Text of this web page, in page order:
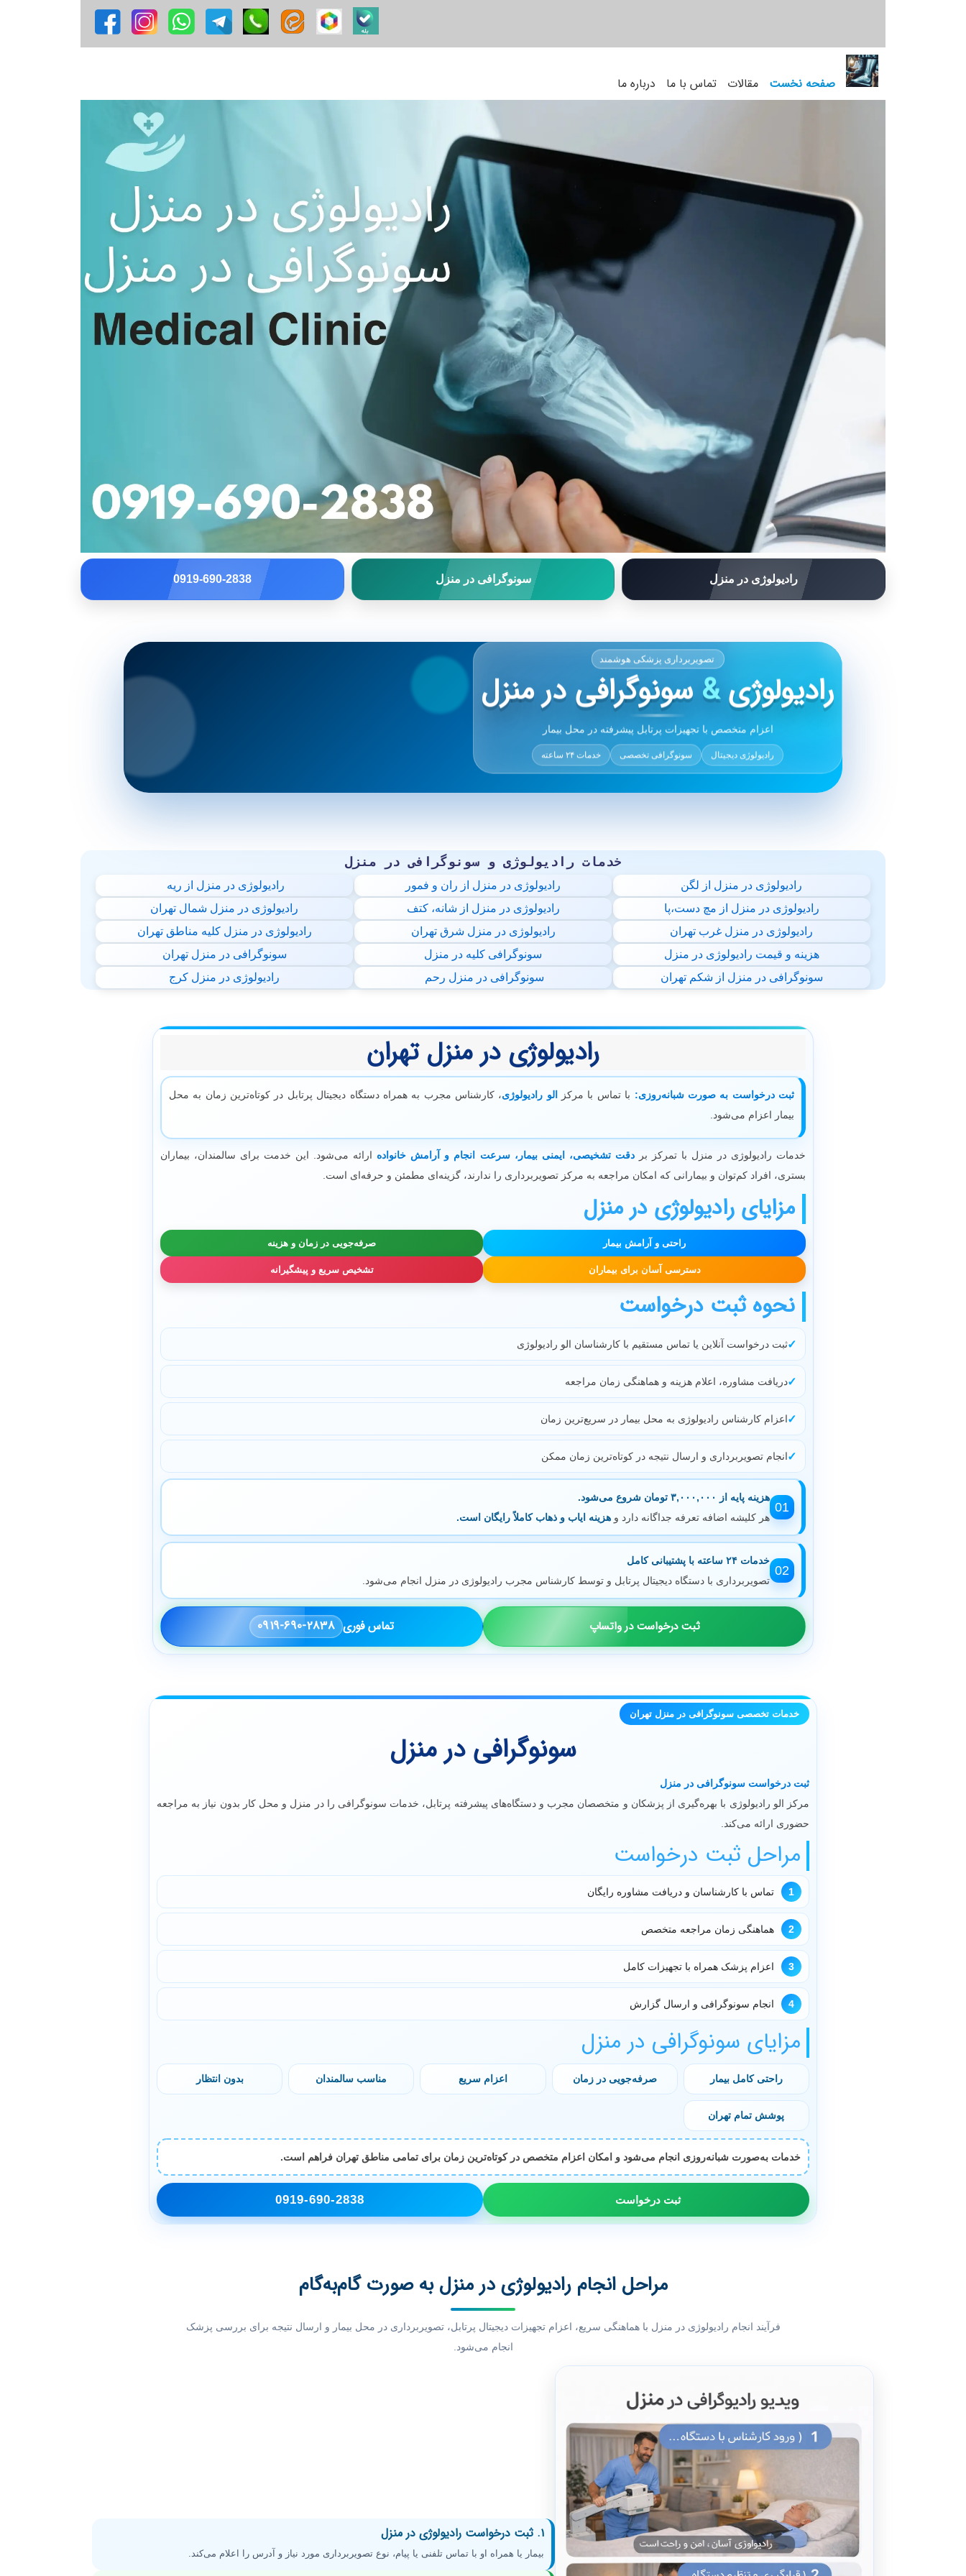
صفحه نخست مقالات تماس با ما درباره ما
رادیولوژی در منزل سونوگرافی در منزل 0919-690-2838
تصویربرداری پزشکی هوشمند
رادیولوژی& سونوگرافی در منزل
اعزام متخصص با تجهیزات پرتابل پیشرفته در محل بیمار
رادیولوژی دیجیتال سونوگرافی تخصصی خدمات ۲۴ ساعته
خدمات رادیولوژی و سونوگرافی در منزل
رادیولوژی در منزل از لگن رادیولوژی در منزل از ران و فمور
رادیولوژی در منزل از ریه
رادیولوژی در منزل از مچ دست،پا
رادیولوژی در منزل از شانه، کتف
رادیولوژی در منزل شمال تهران
رادیولوژی در منزل غرب تهران
رادیولوژی در منزل شرق تهران
رادیولوژی در منزل کلیه مناطق تهران
هزینه و قیمت رادیولوژی در منزل
سونوگرافی کلیه در منزل
سونوگرافی در منزل تهران
سونوگرافی در منزل از شکم تهران
سونوگرافی در منزل رحم رادیولوژی در منزل کرج
رادیولوژی در منزل تهران
ثبت درخواست به صورت شبانه‌روزی: با تماس با مرکز الو رادیولوژی، کارشناس مجرب به همراه دستگاه دیجیتال پرتابل در کوتاه‌ترین زمان به محل
بیمار اعزام می‌شود.
خدمات رادیولوژی در منزل با تمرکز بردقت تشخیصی، ایمنی بیمار، سرعت انجام و آرامش خانواده ارائه می‌شود. این خدمت برای سالمندان، بیماران
بستری، افراد کم‌توان و بیمارانی که امکان مراجعه به مرکز تصویربرداری را ندارند، گزینه‌ای مطمئن و حرفه‌ای است.
مزایای رادیولوژی در منزل
راحتی و آرامش بیمار صرفه‌جویی در زمان و هزینه
دسترسی آسان برای بیماران تشخیص سریع و پیشگیرانه
نحوه ثبت درخواست
ثبت درخواست آنلاین یا تماس مستقیم با کارشناسان الو رادیولوژی
دریافت مشاوره، اعلام هزینه و هماهنگی زمان مراجعه
اعزام کارشناس رادیولوژی به محل بیمار در سریع‌ترین زمان
انجام تصویربرداری و ارسال نتیجه در کوتاه‌ترین زمان ممکن
01
هزینه پایه از ۳,۰۰۰,۰۰۰ تومان شروع می‌شود.
هر کلیشه اضافه تعرفه جداگانه دارد و هزینه ایاب و ذهاب کاملاً رایگان است.
02
خدمات ۲۴ ساعته با پشتیبانی کامل
تصویربرداری با دستگاه دیجیتال پرتابل و توسط کارشناس مجرب رادیولوژی در منزل انجام می‌شود.
ثبت درخواست در واتساپ تماس فوری 0919-690-2838
خدمات تخصصی سونوگرافی در منزل تهران
سونوگرافی در منزل
ثبت درخواست سونوگرافی در منزل
مرکز الو رادیولوژی با بهره‌گیری از پزشکان و متخصصان مجرب و دستگاه‌های پیشرفته پرتابل، خدمات سونوگرافی را در منزل و محل کار بدون نیاز به مراجعه
حضوری ارائه می‌کند.
مراحل ثبت درخواست
1 تماس با کارشناسان و دریافت مشاوره رایگان
2 هماهنگی زمان مراجعه متخصص
3 اعزام پزشک همراه با تجهیزات کامل
4 انجام سونوگرافی و ارسال گزارش
مزایای سونوگرافی در منزل
راحتی کامل بیمار صرفه‌جویی در زمان اعزام سریع مناسب سالمندان بدون انتظار
پوشش تمام تهران
خدمات به‌صورت شبانه‌روزی انجام می‌شود و امکان اعزام متخصص در کوتاه‌ترین زمان برای تمامی مناطق تهران فراهم است.
ثبت درخواست 0919-690-2838
مراحل انجام رادیولوژی در منزل به صورت گام‌به‌گام
فرآیند انجام رادیولوژی در منزل با هماهنگی سریع، اعزام تجهیزات دیجیتال پرتابل، تصویربرداری در محل بیمار و ارسال نتیجه برای بررسی پزشک
انجام می‌شود.
۱. ثبت درخواست رادیولوژی در منزل
بیمار یا همراه او با تماس تلفنی یا پیام، نوع تصویربرداری مورد نیاز و آدرس را اعلام می‌کند.